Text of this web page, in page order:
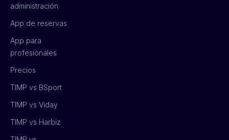
administración
App de reservas
App para
profesionales
Precios
TIMP vs BSport
TIMP vs Viday
TIMP vs Harbiz